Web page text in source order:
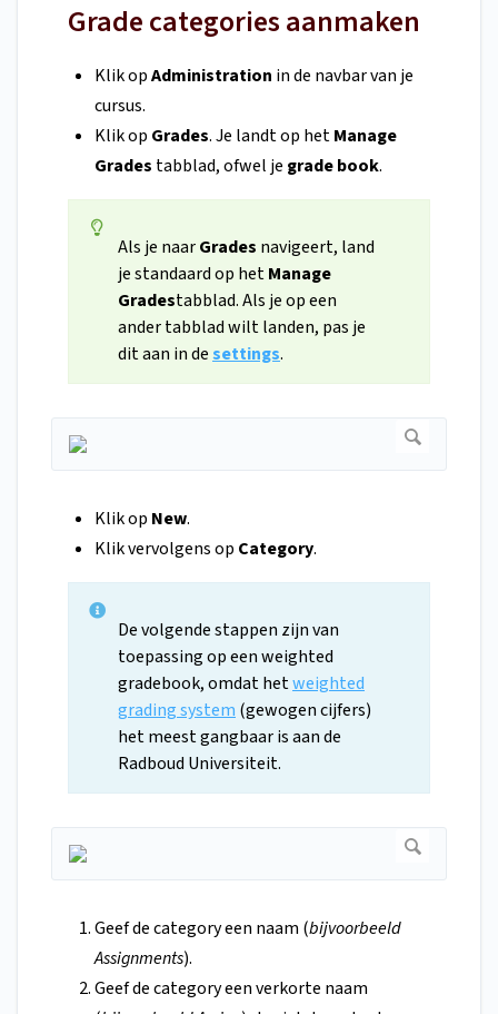
Grade categories aanmaken
Klik opAdministration in de navbar van je
cursus.
Klik op Grades. Je landt op hetManage
Grades tabblad, ofwel je grade book.
Als je naarGrades navigeert, land
je standaard op hetManage
Gradestabblad. Als je op een
ander tabblad wilt landen, pas je
dit aan in desettings.
Klik op New.
Klik vervolgens op Category.
De volgende stappen zijn van
toepassing op een weighted
gradebook, omdat hetweighted
grading system (gewogen cijfers)
het meest gangbaar is aan de
Radboud Universiteit.
Geef de category een naam (bijvoorbeeld
Assignments).
Geef de category een verkorte naam